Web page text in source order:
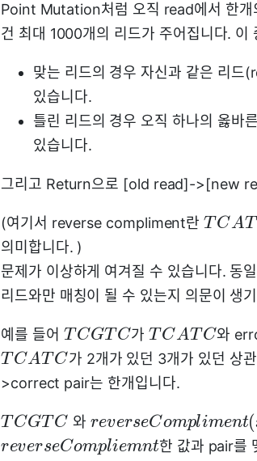
Point Mutation처럼 오직 read에서 한개
건 최대 1000개의 리드가 주어집니다. 이
맞는 리드의 경우 자신과 같은 리
있습니다.
틀린 리드의 경우 오직 하나의 옳바
있습니다.
그리고 Return으로 [old read]->[new
(여기서 reverse compliment란T CAT
의미합니다. )
문제가 이상하게 여겨질 수 있습니다. 동
리드와만 매칭이 될 수 있는지 의문이 생
예를 들어 T CGT C가T CAT C와
T CAT C가 2개가 있던 3개가 있던 상
>correct pair는 한개입니다.
T CGT C 와 reverseCompliment(
reverseCompliemnt한 값과 pair를